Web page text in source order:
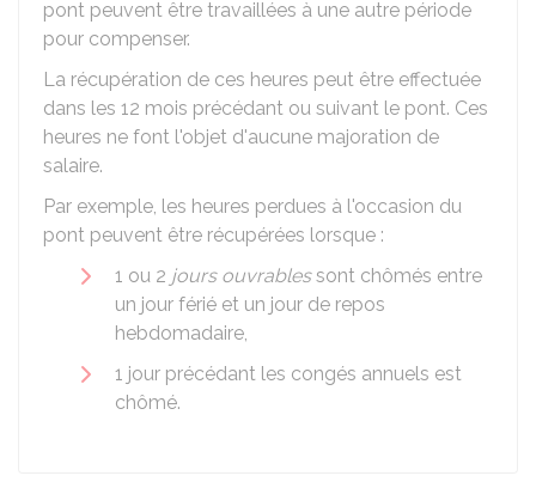
pont peuvent être travaillées à une autre période
pour compenser.
La récupération de ces heures peut être effectuée
dans les 12 mois précédant ou suivant le pont. Ces
heures ne font l'objet d'aucune majoration de
salaire.
Par exemple, les heures perdues à l'occasion du
pont peuvent être récupérées lorsque :
1 ou 2 jours ouvrablessont chômés entre
un jour férié et un jour de repos
hebdomadaire,
1 jour précédant les congés annuels est
chômé.